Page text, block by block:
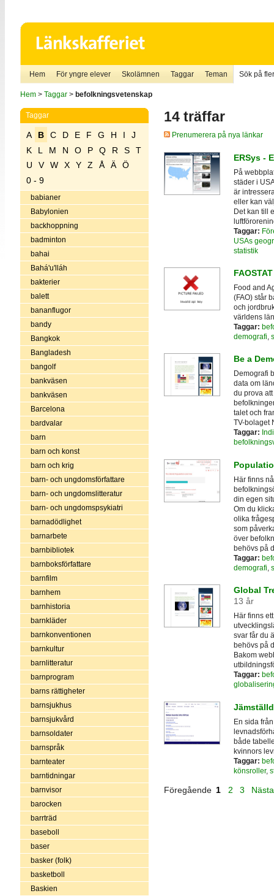
Hem För yngre elever Skolämnen Taggar Teman Sök på
Hem> Taggar> befolkningsvetenskap
Taggar
A B C D E F G H I
J
K
L M N O P Q R S
T
U
V W X Y Z Å Ä
Ö
0 - 9
babianer
Babylonien
backhoppning
badminton
bahai
Bahá'u'lláh
bakterier
balett
bananflugor
bandy
Bangkok
Bangladesh
bangolf
bankväsen
bankväsen
Barcelona
bardvalar
barn
barn och konst
barn och krig
barn- och ungdomsförfattare
barn- och ungdomslitteratur
barn- och ungdomspsykiatri
barnadödlighet
barnarbete
barnbibliotek
barnboksförfattare
barnfilm
barnhem
barnhistoria
barnkläder
barnkonventionen
barnkultur
barnlitteratur
barnprogram
barns rättigheter
barnsjukhus
barnsjukvård
barnsoldater
barnspråk
barnteater
barntidningar
barnvisor
barocken
barrträd
baseboll
baser
basker (folk)
basketboll
Baskien
14 träffar
Prenumerera på nya länkar
ERSys -
På
städer i
är
eller kan
Det kan till
Taggar:
USAs
statistik
Food and
(FAO) står
och
världens
Taggar:
demografi,
Be a
Demografi
data om
du prova
talet och
TV-bolaget
Taggar:
Här finns
din egen
Om du
olika
som
över
behövs på
Taggar:
demografi,
Global
13 år
Här finns
svar får du
behövs på
Bakom
Taggar:
En sida
både
kvinnors
Taggar:
könsroller,
Föregående 1 2 3